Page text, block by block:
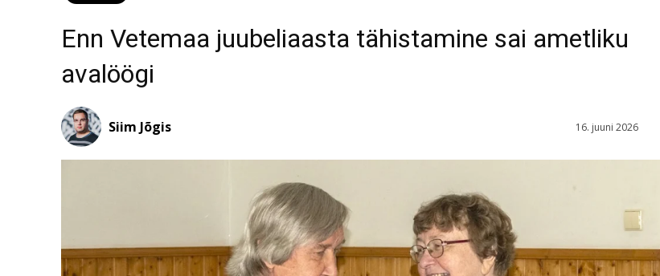
Enn Vetemaa juubeliaasta tähistamine sai ametliku
avalöögi
16. juuni 2026
Siim Jõgis